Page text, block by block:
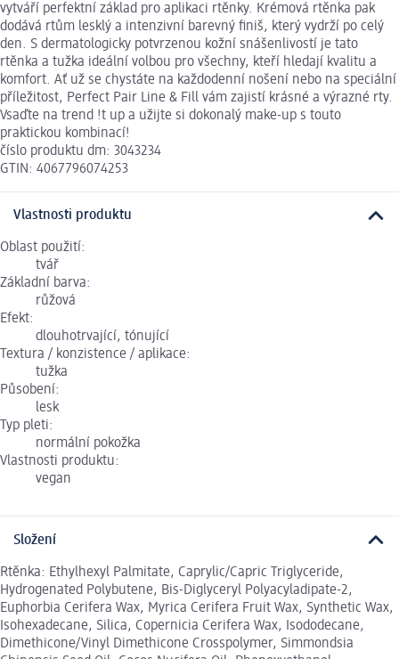
vytváří perfektní základ pro aplikaci rtěnky. Krémová rtěnka pak
dodává rtům lesklý a intenzivní barevný finiš, který vydrží po celý
den. S dermatologicky potvrzenou kožní snášenlivostí je tato
rtěnka a tužka ideální volbou pro všechny, kteří hledají kvalitu a
komfort. Ať už se chystáte na každodenní nošení nebo na speciální
příležitost, Perfect Pair Line & Fill vám zajistí krásné a výrazné rty.
Vsaďte na trend !t up a užijte si dokonalý make-up s touto
praktickou kombinací!
číslo produktu dm: 3043234
GTIN: 4067796074253
Vlastnosti produktu
Oblast použití:
tvář
Základní barva:
růžová
Efekt:
dlouhotrvající, tónující
Textura / konzistence / aplikace:
tužka
Působení:
lesk
Typ pleti:
normální pokožka
Vlastnosti produktu:
vegan
Složení
Rtěnka: Ethylhexyl Palmitate, Caprylic/Capric Triglyceride,
Hydrogenated Polybutene, Bis-Diglyceryl Polyacyladipate-2,
Euphorbia Cerifera Wax, Myrica Cerifera Fruit Wax, Synthetic Wax,
Isohexadecane, Silica, Copernicia Cerifera Wax, Isododecane,
Dimethicone/Vinyl Dimethicone Crosspolymer, Simmondsia